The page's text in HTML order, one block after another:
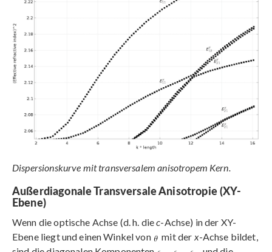
Dispersionskurve mit transversalem anisotropem Kern.
Außerdiagonale Transversale Anisotropie (XY-
Ebene)
Wenn die optische Achse (d. h. diec-Achse) in der XY-
Ebene liegt und einen Winkel von
mit der x-Achse bildet,